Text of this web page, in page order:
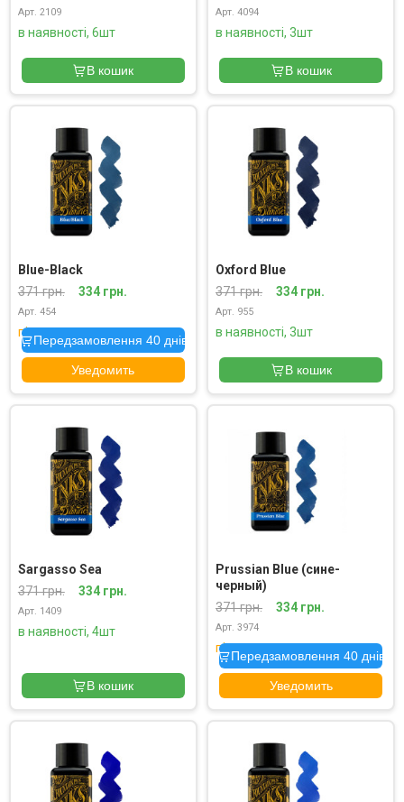
Арт. 2109
в наявності, 6шт
В кошик
Арт. 4094
в наявності, 3шт
В кошик
Blue-Black
371 грн.
334 грн.
Арт. 454
під замовлення
Передзамовлення 40 днів
Уведомить
Oxford Blue
371 грн.
334 грн.
Арт. 955
в наявності, 3шт
В кошик
Sargasso Sea
371 грн.
334 грн.
Арт. 1409
в наявності, 4шт
В кошик
Prussian Blue (сине-
черный)
371 грн.
334 грн.
Арт. 3974
під замовлення
Передзамовлення 40 днів
Уведомить